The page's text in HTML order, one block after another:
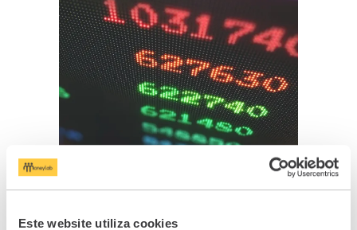
Este website utiliza cookies
Lisboa segue tendência europeia e
acaba a...